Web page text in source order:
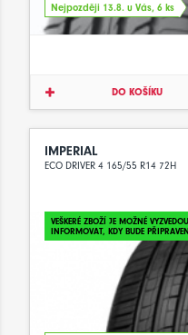
Nejpozději 13.8. u Vás, 6 ks
DO KOŠÍKU
IMPERIAL
ECO DRIVER 4 165/55 R14 72H
VEŠKERÉ ZBOŽÍ JE MOŽNÉ
INFORMOVAT, KDY BUDE